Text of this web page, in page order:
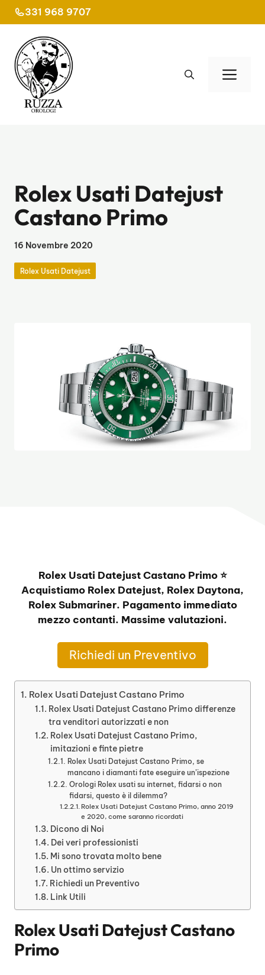
al
contenuto
331 968 9707
Rolex Usati Datejust
Castano Primo
16 Novembre 2020
Rolex Usati Datejust
Rolex Usati Datejust Castano Primo ⭐
Acquistiamo Rolex Datejust, Rolex Daytona,
Rolex Submariner. Pagamento immediato
mezzo contanti. Massime valutazioni.
Richiedi un Preventivo
Rolex Usati Datejust Castano Primo
Rolex Usati Datejust Castano Primo differenze
tra venditori autorizzati e non
Rolex Usati Datejust Castano Primo,
imitazioni e finte pietre
Rolex Usati Datejust Castano Primo, se
mancano i diamanti fate eseguire un’ispezione
Orologi Rolex usati su internet, fidarsi o non
fidarsi, questo è il dilemma?
Rolex Usati Datejust Castano Primo, anno 2019
e 2020, come saranno ricordati
Dicono di Noi
Dei veri professionisti
Mi sono trovata molto bene
Un ottimo servizio
Richiedi un Preventivo
Link Utili
Rolex Usati Datejust Castano
Primo